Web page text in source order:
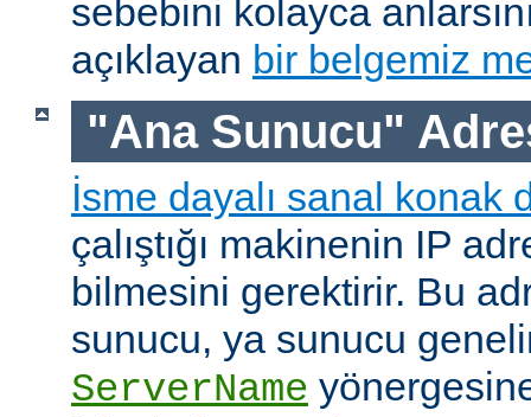
sebebini kolayca
açıklayan bir belgemiz
"Ana Sunucu"
İsme dayalı sanal konak
çalıştığı makinenin IP
bilmesini gerektirir. Bu
sunucu, ya sunucu
ServerName